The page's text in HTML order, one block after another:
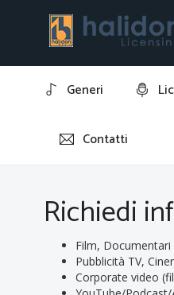
Generi
Contatti
Home Richiedi
Richiedi
Film,
Pubblicità TV,
Corporate video